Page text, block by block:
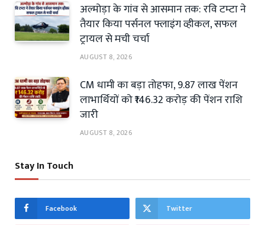
अल्मोड़ा के गांव से आसमान तक: रवि टम्टा ने
तैयार किया पर्सनल फ्लाइंग व्हीकल, सफल
ट्रायल से मची चर्चा
AUGUST 8, 2026
CM धामी का बड़ा तोहफा, 9.87 लाख पेंशन
लाभार्थियों को ₹146.32 करोड़ की पेंशन राशि
जारी
AUGUST 8, 2026
Stay In Touch
Facebook Twitter